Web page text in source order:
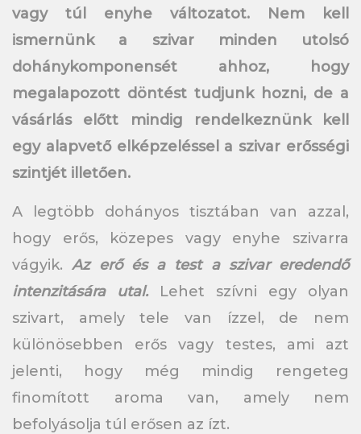
vagy túl enyhe változatot. Nem kell
ismernünk a szivar minden utolsó
dohánykomponensét ahhoz, hogy
megalapozott döntést tudjunk hozni, de a
vásárlás előtt mindig rendelkeznünk kell
egy alapvető elképzeléssel a szivar erősségi
szintjét illetően.
A legtöbb dohányos tisztában van azzal,
hogy erős, közepes vagy enyhe szivarra
vágyik.Az erő és a test a szivar eredendő
intenzitására utal. Lehet szívni egy olyan
szivart, amely tele van ízzel, de nem
különösebben erős vagy testes, ami azt
jelenti, hogy még mindig rengeteg
finomított aroma van, amely nem
befolyásolja túl erősen az ízt.